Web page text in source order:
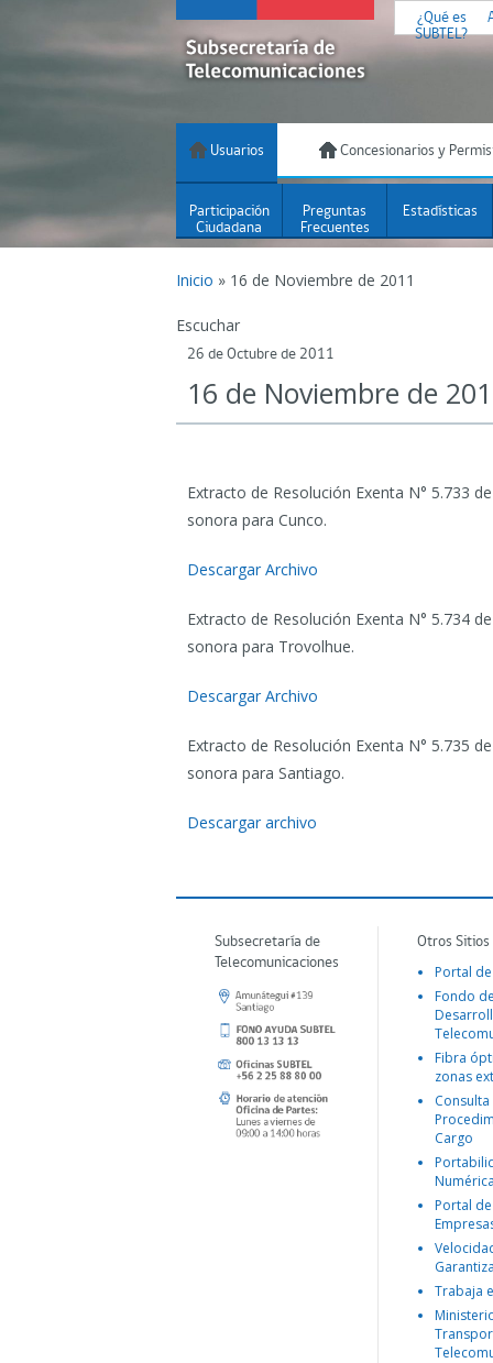
¿Qué es
SUBTEL?
Usuarios Concesionarios y
Participación
Ciudadana
Preguntas
Frecuentes
Estadísticas
Inicio » 16 de Noviembre de 2011
Escuchar
26 de Octubre de 2011
16 de Noviembre de
Extracto de Resolución Exenta N° 5.733
sonora para Cunco.
Descargar Archivo
Extracto de Resolución Exenta N° 5.734
sonora para Trovolhue.
Descargar Archivo
Extracto de Resolución Exenta N° 5.735
sonora para Santiago.
Descargar archivo
Subsecretaría de
Telecomunicaciones
Otros
Portal
Fondo
Fibra
zonas
Consulta
Cargo
Portal
Trabaja